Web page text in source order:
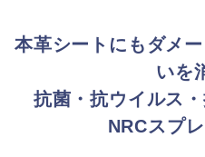
本革シートにもダメ
いを
抗菌・抗ウイルス
NRCスプ